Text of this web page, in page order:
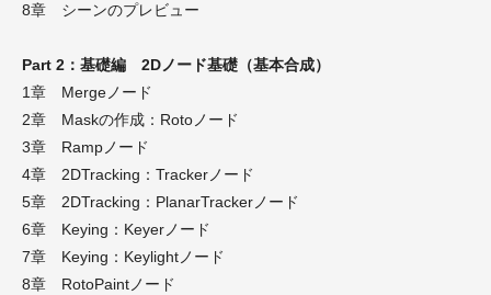
8章 シーンのプレビュー
Part 2：基礎編 2Dノード基礎（基本合成）
1章 Mergeノード
2章 Maskの作成：Rotoノード
3章 Rampノード
4章 2DTracking：Trackerノード
5章 2DTracking：PlanarTrackerノード
6章 Keying：Keyerノード
7章 Keying：Keylightノード
8章 RotoPaintノード